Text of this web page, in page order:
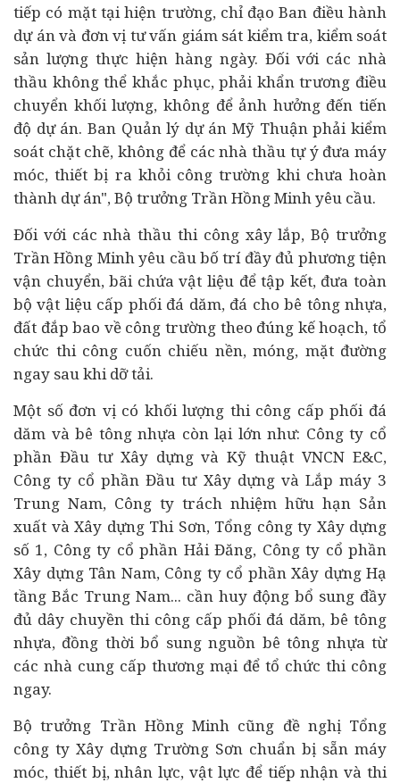
tiếp có mặt tại hiện trường, chỉ đạo Ban điều hành
dự án và đơn vị tư vấn giám sát kiểm tra, kiểm soát
sản lượng thực hiện hàng ngày. Đối với các nhà
thầu không thể khắc phục, phải khẩn trương điều
chuyển khối lượng, không để ảnh hưởng đến tiến
độ dự án. Ban Quản lý dự án Mỹ Thuận phải kiểm
soát chặt chẽ, không để các nhà thầu tự ý đưa máy
móc, thiết bị ra khỏi công trường khi chưa hoàn
thành dự án",Bộ trưởng Trần Hồng Minh yêu cầu.
Đối với các nhà thầu thi công xây lắp, Bộ trưởng
Trần Hồng Minh yêu cầu bố trí đầy đủ phương tiện
vận chuyển, bãi chứa vật liệu để tập kết, đưa toàn
bộ vật liệu cấp phối đá dăm, đá cho bê tông nhựa,
đất đắp bao về công trường theo đúng kế hoạch, tổ
chức thi công cuốn chiếu nền, móng, mặt đường
ngay sau khi dỡ tải.
Một số đơn vị có khối lượng thi công cấp phối đá
dăm và bê tông nhựa còn lại lớn như: Công ty cổ
phần Đầu tư Xây dựng và Kỹ thuật VNCN E&C,
Công ty cổ phần Đầu tư Xây dựng và Lắp máy 3
Trung Nam, Công ty trách nhiệm hữu hạn Sản
xuất và Xây dựng Thi Sơn, Tổng công ty Xây dựng
số 1, Công ty cổ phần Hải Đăng, Công ty cổ phần
Xây dựng Tân Nam, Công ty cổ phần Xây dựng Hạ
tầng Bắc Trung Nam... cần huy động bổ sung đầy
đủ dây chuyền thi công cấp phối đá dăm, bê tông
nhựa, đồng thời bổ sung nguồn bê tông nhựa từ
các nhà cung cấp thương mại để tổ chức thi công
ngay.
Bộ trưởng Trần Hồng Minh cũng đề nghị Tổng
công ty Xây dựng Trường Sơn chuẩn bị sẵn máy
móc, thiết bị, nhân lực, vật lực để tiếp nhận và thi